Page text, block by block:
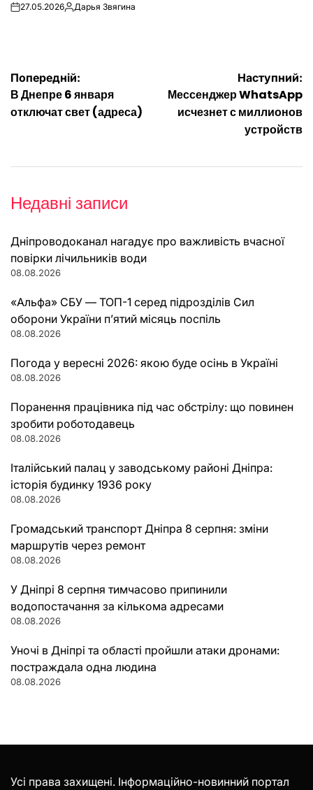
on27.05.2026Опубліковано
Дарья Звягина
Навігація
записів
Попередній:
В Днепре 6 января
отключат свет (адреса)
Наступний:
Мессенджер WhatsApp
исчезнет с миллионов
устройств
Недавні записи
Дніпроводоканал нагадує про важливість вчасної
повірки лічильників води
08.08.2026
«Альфа» СБУ — ТОП-1 серед підрозділів Сил
оборони України п’ятий місяць поспіль
08.08.2026
Погода у вересні 2026: якою буде осінь в Україні
08.08.2026
Поранення працівника під час обстрілу: що повинен
зробити роботодавець
08.08.2026
Італійський палац у заводському районі Дніпра:
історія будинку 1936 року
08.08.2026
Громадський транспорт Дніпра 8 серпня: зміни
маршрутів через ремонт
08.08.2026
У Дніпрі 8 серпня тимчасово припинили
водопостачання за кількома адресами
08.08.2026
Уночі в Дніпрі та області пройшли атаки дронами:
постраждала одна людина
08.08.2026
Усі права захищені. Інформаційно-новинний портал